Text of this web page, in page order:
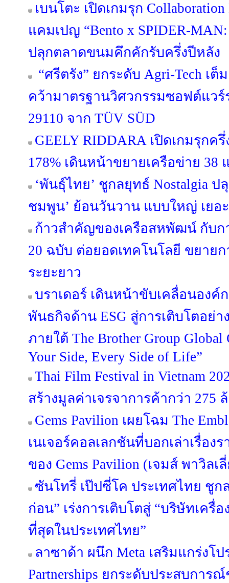
เบนโตะ เปิดเกมรุก
แคมเปญ “Bento x SPIDER-
ปลุกตลาดขนมคึกคักรับครึ่งปีหลัง
“ศรีตรัง” ยกระดับ Agri-Tech เ
คว้ามาตรฐานวิศวกรรมซอฟต์แวร์
29110 จาก TÜV SÜD
GEELY RIDDARA เปิดเกมรุกค
178% เดินหน้าขยายเครือข่าย 38
‘พันธุ์ไทย’ ชูกลยุทธ์ Nostalgia ป
ชมพูน’ ย้อนวันวาน แบบใหญ่ เยอ
ก้าวสำคัญของเครือสหพัฒน์ กับก
20 ฉบับ ต่อยอดเทคโนโลยี ขยาย
ระยะยาว
บราเดอร์ เดินหน้าขับเคลื่อนอง
พันธกิจด้าน ESG สู่การเติบโตอย่
ภายใต้ The Brother Group
Your Side, Every Side of Life”
Thai Film Festival in Vietnam
สร้างมูลค่าเจรจาการค้ากว่า 275
Gems Pavilion เผยโฉม The
เนเจอร์คอลเลกชันที่บอกเล่าเรื่อง
ของ Gems Pavilion (เจมส์ พาวิลเ
ซันโทรี่ เป๊ปซี่โค ประเทศไทย ชู
ก่อน” เร่งการเติบโตสู่ “บริษัทเครื่
ที่สุดในประเทศไทย”
ลาซาด้า ผนึก Meta เสริมแกร่งโ
Partnerships ยกระดับประสบการ